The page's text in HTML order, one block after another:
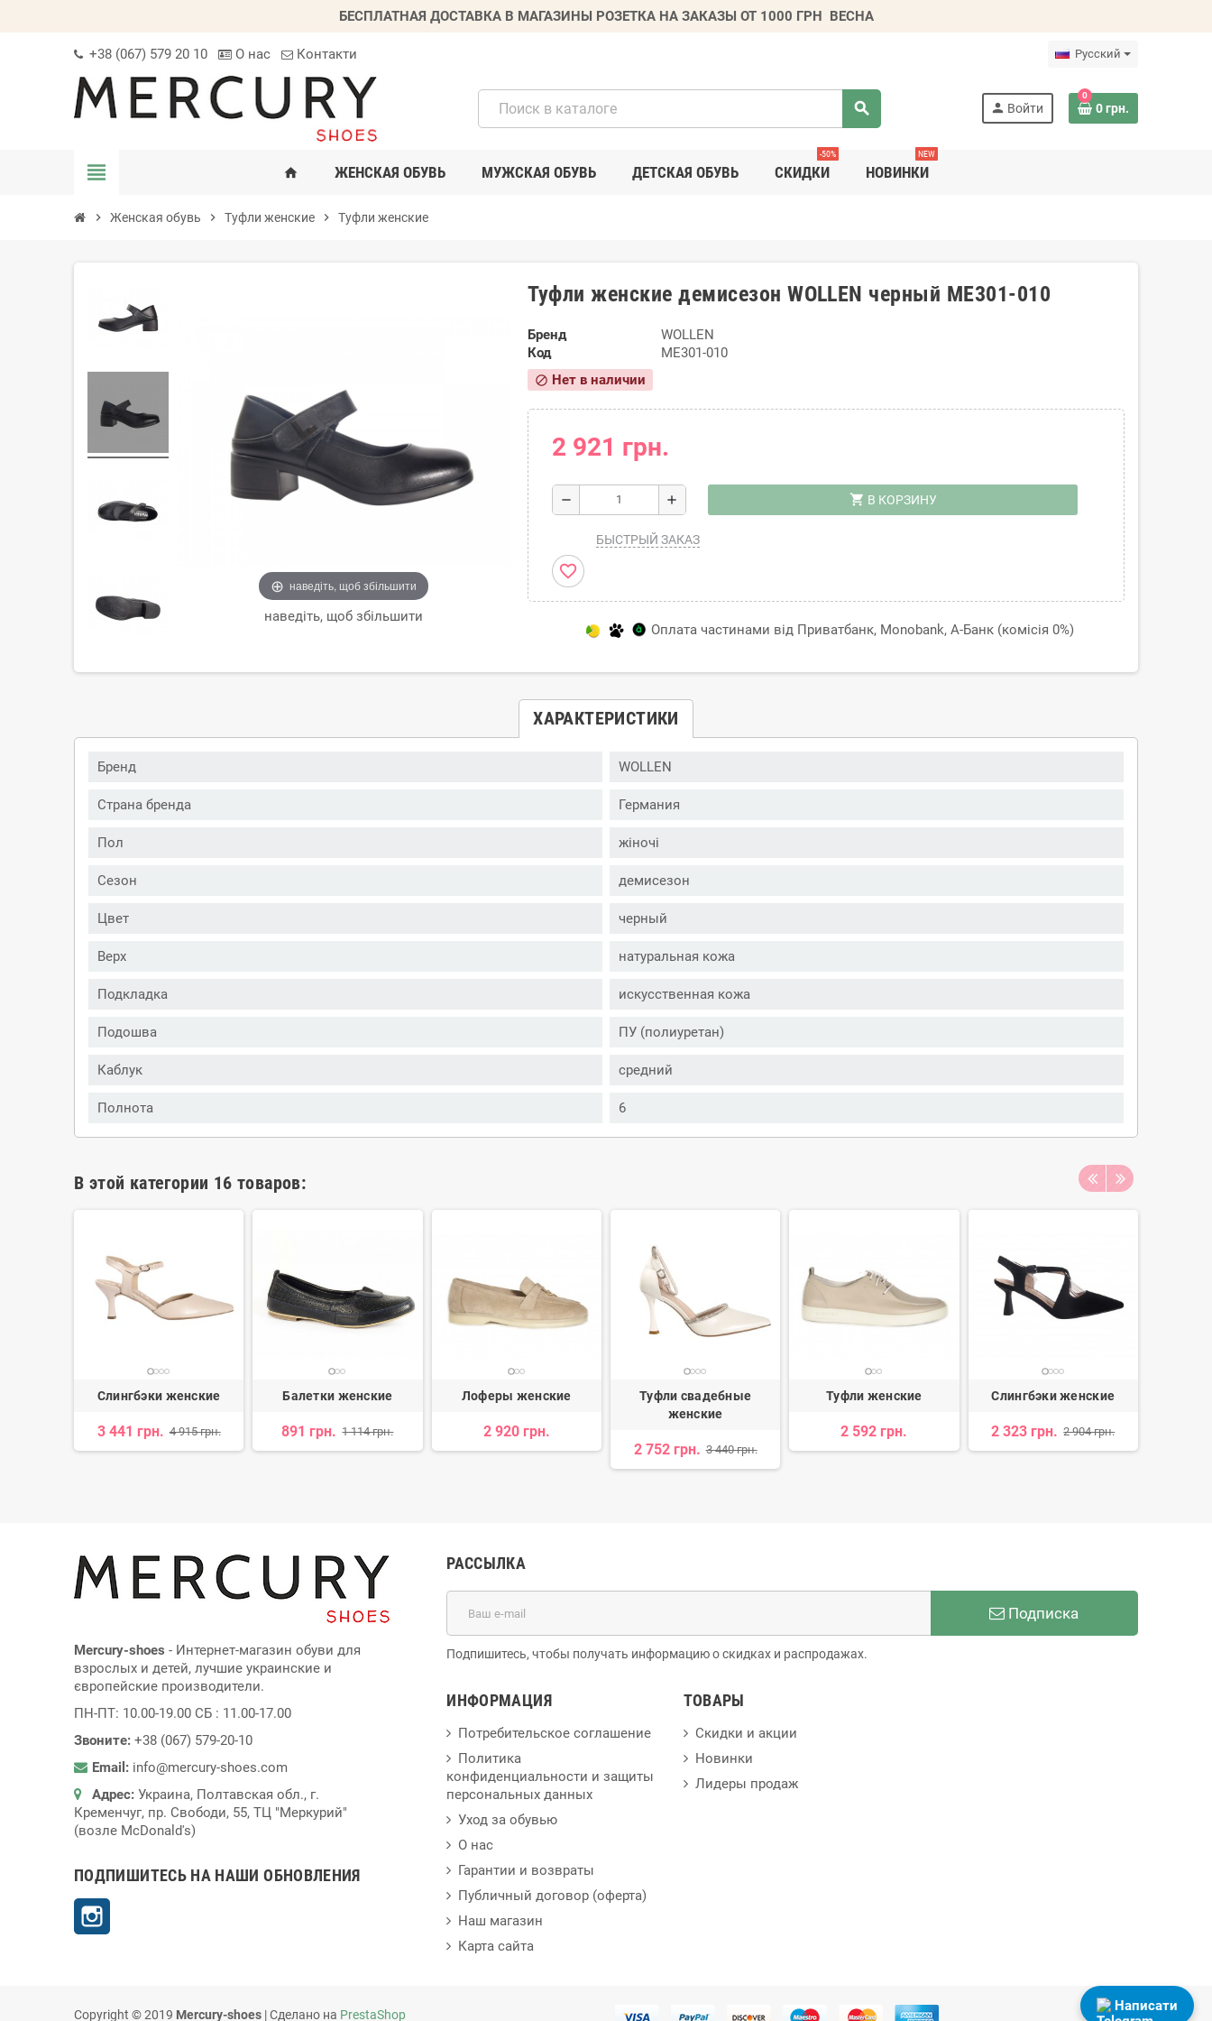
БЕСПЛАТНАЯ ДОСТАВКА В МАГАЗИНЫ РОЗЕТКА НА ЗАКАЗЫ ОТ 1000 ГРН ВЕСНА
+38 (067) 579 20 10 О нас Контакти Русский
search person Войти
0
0 грн.
view_headline home ЖЕНСКАЯ ОБУВЬ МУЖСКАЯ ОБУВЬ ДЕТСКАЯ ОБУВЬ СКИДКИ
-50%
НОВИНКИ
NEW
chevron_right Женская обувь chevron_right Туфли женские chevron_right Туфли женские
наведіть, щоб збільшити
наведіть, щоб збільшити
Туфли женские демисезон WOLLEN черный ME301-010
Бренд
WOLLEN
Код
ME301-010
block Нет в наличии
2 921 грн.
remove add shopping_cart В КОРЗИНУ
БЫСТРЫЙ ЗАКАЗ
favorite_border
Оплата частинами від Приватбанк, Monobank, А-Банк (комісія 0%)
ХАРАКТЕРИСТИКИ
Бренд WOLLEN
Страна бренда Германия
Пол жіночі
Сезон демисезон
Цвет черный
Верх натуральная кожа
Подкладка искусственная кожа
Подошва ПУ (полиуретан)
Каблук средний
Полнота 6
В этой категории 16 товаров:
Слингбэки женские
3 441 грн. 4 915 грн.
Балетки женские
891 грн. 1 114 грн.
Лоферы женские
2 920 грн.
Туфли свадебные
женские
2 752 грн. 3 440 грн.
Туфли женские
2 592 грн.
Слингбэки женские
2 323 грн. 2 904 грн.
Mercury-shoes - Интернет-магазин обуви для
взрослых и детей, лучшие украинские и
європейские производители.
ПН-ПТ: 10.00-19.00 СБ : 11.00-17.00
Звоните: +38 (067) 579-20-10
Email: info@mercury-shoes.com
Адрес: Украина, Полтавская обл., г.
Кременчуг, пр. Свободи, 55, ТЦ "Меркурий"
(возле McDonald's)
ПОДПИШИТЕСЬ НА НАШИ ОБНОВЛЕНИЯ
РАССЫЛКА
Подписка
Подпишитесь, чтобы получать информацию о скидках и распродажах.
ИНФОРМАЦИЯ
Потребительское соглашение
Политика
конфиденциальности и защиты
персональных данных
Уход за обувью
О нас
Гарантии и возвраты
Публичный договор (оферта)
Наш магазин
Карта сайта
ТОВАРЫ
Скидки и акции
Новинки
Лидеры продаж
Copyright © 2019 Mercury-shoes | Сделано на PrestaShop
Написати